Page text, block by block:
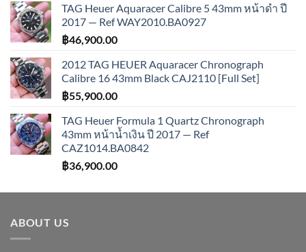
TAG Heuer Aquaracer Calibre 5 43mm หน้าดำ ปี
2017 — Ref WAY2010.BA0927
฿46,900.00
2012 TAG HEUER Aquaracer Chronograph
Calibre 16 43mm Black CAJ2110 [Full Set]
฿55,900.00
TAG Heuer Formula 1 Quartz Chronograph
43mm หน้าน้ำเงิน ปี 2017 — Ref
CAZ1014.BA0842
฿36,900.00
ABOUT US